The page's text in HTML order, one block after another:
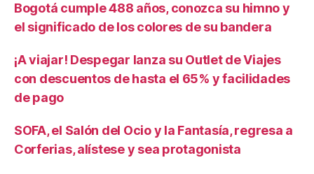
Bogotá cumple 488 años, conozca su himno y
el significado de los colores de su bandera
¡A viajar! Despegar lanza su Outlet de Viajes
con descuentos de hasta el 65% y facilidades
de pago
SOFA, el Salón del Ocio y la Fantasía, regresa a
Corferias, alístese y sea protagonista